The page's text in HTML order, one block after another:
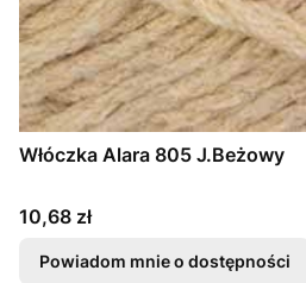
Włóczka Alara 805 J.Beżowy
Cena
10,68 zł
Powiadom mnie o dostępności